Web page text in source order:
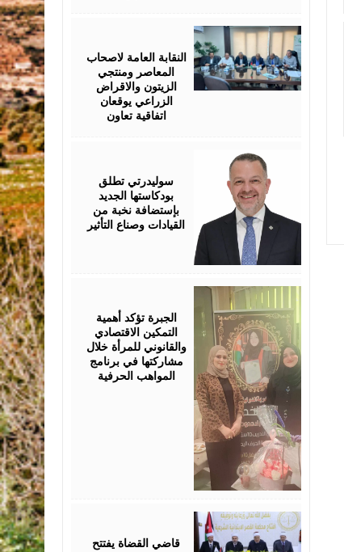
النقابة العامة لاصحاب
المعاصر ومنتجي
الزيتون والاقراض
الزراعي يوقعان
اتفاقية تعاون
2026
سوليدرتي تطلق
بودكاستها الجديد
بإستضافة نخبة من
القيادات وصناع التأثير
الجبرة تؤكد أهمية
التمكين الاقتصادي
والقانوني للمرأة خلال
مشاركتها في برنامج
المواهب الحرفية
قاضي القضاة يفتتح